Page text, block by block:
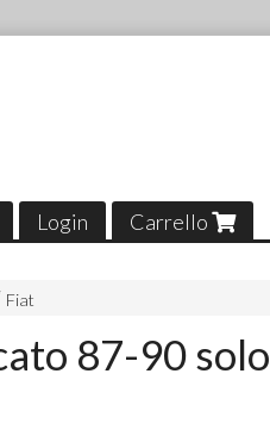
Login Carrello
Fiat
87-90 solo